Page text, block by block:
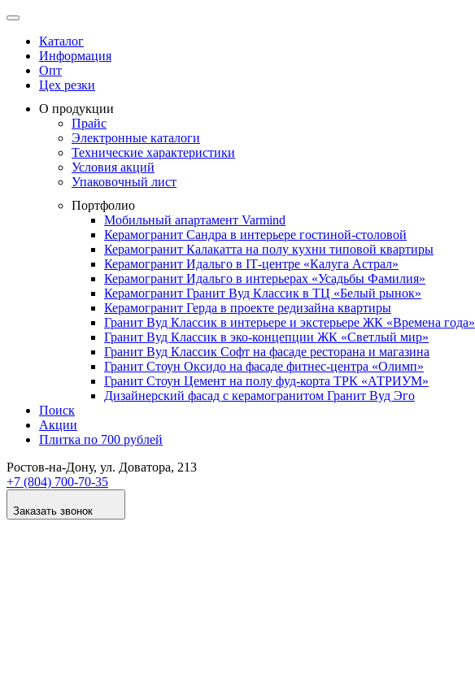
Каталог
Информация
Опт
Цех резки
О продукции
Прайс
Электронные каталоги
Технические характеристики
Условия акций
Упаковочный лист
Портфолио
Мобильный апартамент Varmind
Керамогранит Сандра в интерьере гостиной-столовой
Керамогранит Калакатта на полу кухни типовой квартиры
Керамогранит Идальго в IТ-центре «Калуга Астрал»
Керамогранит Идальго в интерьерах «Усадьбы Фамилия»
Керамогранит Гранит Вуд Классик в ТЦ «Белый рынок»
Керамогранит Герда в проекте редизайна квартиры
Гранит Вуд Классик в интерьере и экстерьере ЖК «Времена года»
Гранит Вуд Классик в эко-концепции ЖК «Светлый мир»
Гранит Вуд Классик Софт на фасаде ресторана и магазина
Гранит Стоун Оксидо на фасаде фитнес-центра «Олимп»
Гранит Стоун Цемент на полу фуд-корта ТРК «АТРИУМ»
Дизайнер­ский фасад с керамогранитом Гранит Вуд Эго
Поиск
Акции
Плитка по 700 рублей
Ростов-на-Дону, ул. Доватора, 213
+7 (804) 700-70-35
Заказать звонок